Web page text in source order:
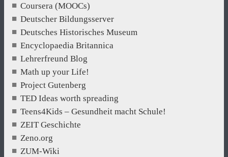
Coursera (MOOCs)
Deutscher Bildungsserver
Deutsches Historisches Museum
Encyclopaedia Britannica
Lehrerfreund Blog
Math up your Life!
Project Gutenberg
TED Ideas worth spreading
Teens4Kids – Gesundheit macht Schule!
ZEIT Geschichte
Zeno.org
ZUM-Wiki